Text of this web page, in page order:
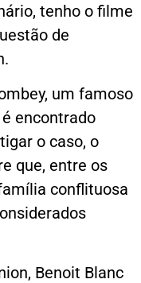
tenho o filme
de
um famoso
encontrado
o caso, o
que, entre os
conflituosa
, Benoit Blanc